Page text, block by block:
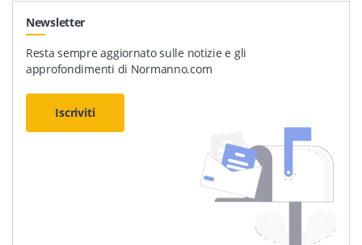
Newsletter
Resta sempre aggiornato sulle notizie e gli
approfondimenti di Normanno.com
Iscriviti